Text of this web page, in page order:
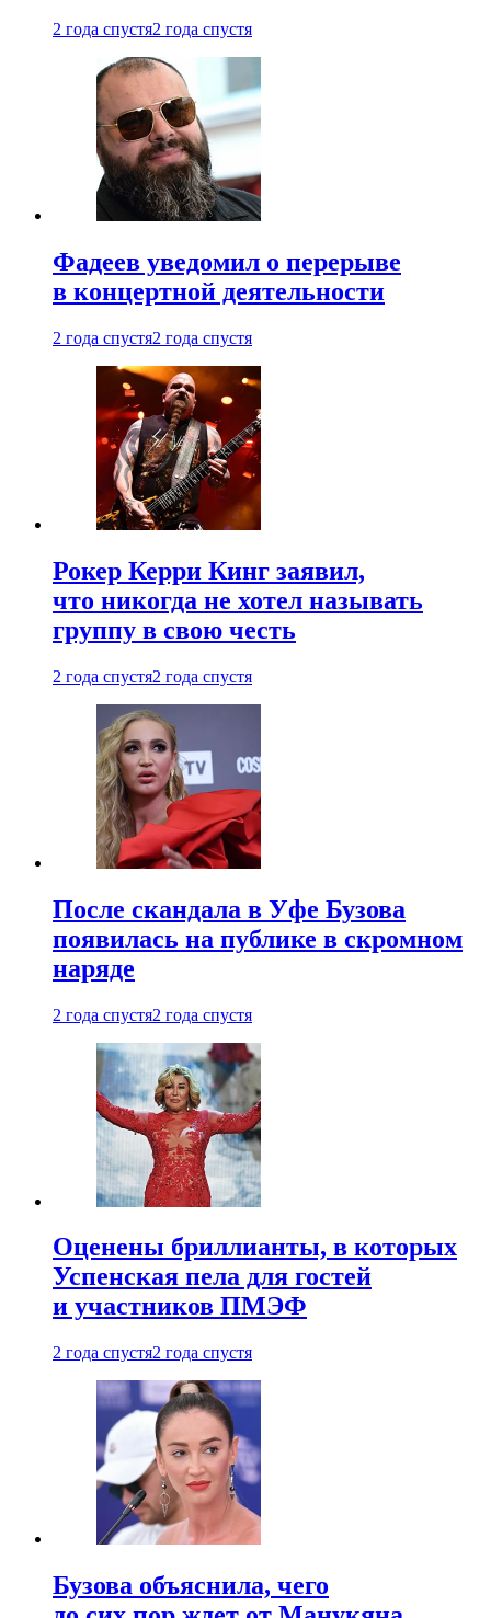
2 года спустя2 года спустя
Фадеев уведомил о перерыве
в концертной деятельности
2 года спустя2 года спустя
Рокер Керри Кинг заявил,
что никогда не хотел называть
группу в свою честь
2 года спустя2 года спустя
После скандала в Уфе Бузова
появилась на публике в скромном
наряде
2 года спустя2 года спустя
Оценены бриллианты, в которых
Успенская пела для гостей
и участников ПМЭФ
2 года спустя2 года спустя
Бузова объяснила, чего